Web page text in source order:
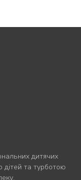
дитячих
дітей та турботою